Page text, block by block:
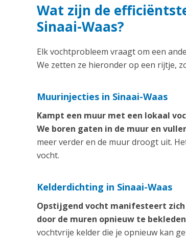
Wat zijn de
Sinaai-Waas?
Elk vochtprobleem vraagt om een
We zetten ze hieronder op een rijtje,
Muurinjecties in Sinaai-Waas
Kampt een muur met een lokaal
We boren gaten in de muur en
meer verder en de muur droogt uit.
vocht.
Kelderdichting in Sinaai-Waas
Opstijgend vocht manifesteert
door de muren opnieuw te
vochtvrije kelder die je opnieuw kan